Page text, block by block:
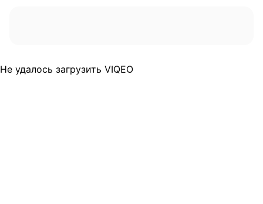
Не удалось загрузить VIQEO